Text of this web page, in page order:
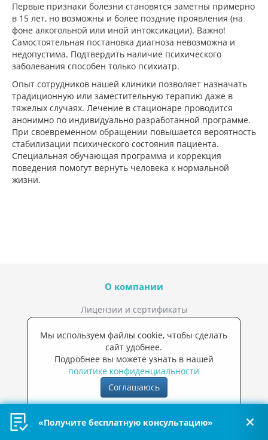
Первые признаки болезни становятся заметны примерно
в 15 лет, но возможны и более поздние проявления (на
фоне алкогольной или иной интоксикации). Важно!
Самостоятельная постановка диагноза невозможна и
недопустима. Подтвердить наличие психического
заболевания способен только психиатр.
Опыт сотрудников нашей клиники позволяет назначать
традиционную или заместительную терапию даже в
тяжелых случаях. Лечение в стационаре проводится
анонимно по индивидуально разработанной программе.
При своевременном обращении повышается вероятность
стабилизации психического состояния пациента.
Специальная обучающая программа и коррекция
поведения помогут вернуть человека к нормальной
жизни.
О компании
Лицензии и сертификаты
Сотрудники
Отзывы
Фотогалерея
Услуги
Анонимное лечение алкоголизма
Мы используем файлы cookie, чтобы сделать
сайт удобнее.
Подробнее вы можете узнать в нашей
политике конфиденциальности
Соглашаюсь
«Получите бесплатную консультацию»